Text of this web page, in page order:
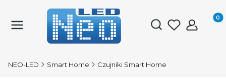
Otwórz
NEO-LED Smart Home Czujniki Smart Home